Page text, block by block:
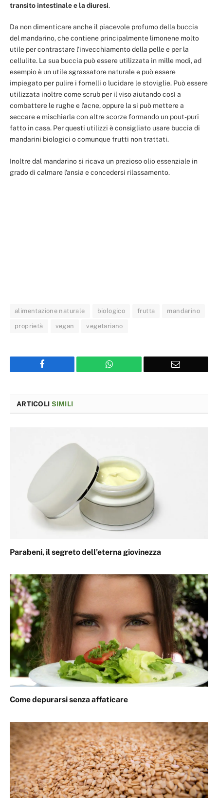
transito intestinale e la diuresi.
Da non dimenticare anche il piacevole profumo della buccia
del mandarino, che contiene principalmente limonene molto
utile per contrastare l’invecchiamento della pelle e per la
cellulite. La sua buccia può essere utilizzata in mille modi, ad
esempio è un utile sgrassatore naturale e può essere
impiegato per pulire i fornelli o lucidare le stoviglie. Può essere
utilizzata inoltre come scrub per il viso aiutando così a
combattere le rughe e l’acne, oppure la si può mettere a
seccare e mischiarla con altre scorze formando un pout-puri
fatto in casa. Per questi utilizzi è consigliato usare buccia di
mandarini biologici o comunque frutti non trattati.
Inoltre dal mandarino si ricava un prezioso olio essenziale in
grado di calmare l’ansia e concedersi rilassamento.
alimentazione naturale biologico frutta mandarino
proprietà vegan vegetariano
WhatsApp Email
ARTICOLI SIMILI
Parabeni, il segreto dell’eterna giovinezza
Come depurarsi senza affaticare